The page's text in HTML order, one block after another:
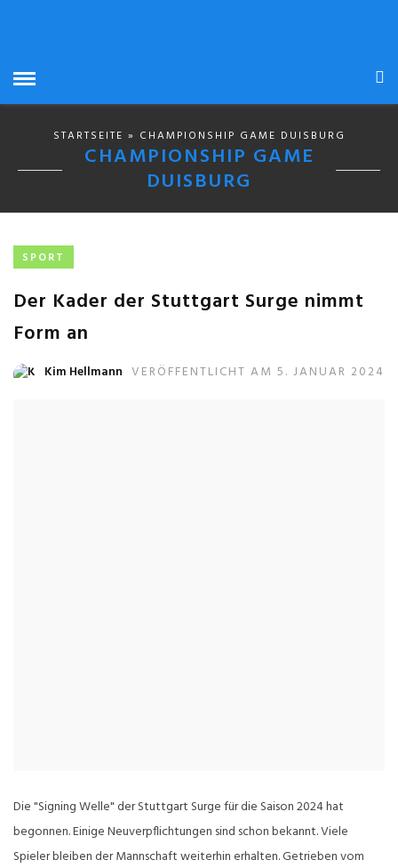
STARTSEITE » CHAMPIONSHIP GAME DUISBURG
CHAMPIONSHIP GAME
DUISBURG
SPORT
Der Kader der Stuttgart Surge nimmt
Form an
Kim Hellmann VERÖFFENTLICHT AM 5. JANUAR 2024
Die "Signing Welle" der Stuttgart Surge für die Saison 2024 hat
begonnen. Einige Neuverpflichtungen sind schon bekannt. Viele
Spieler bleiben der Mannschaft weiterhin erhalten. Getrieben vom